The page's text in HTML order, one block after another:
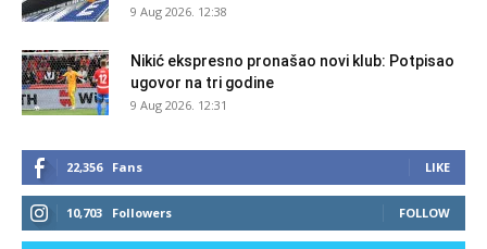
9 Aug 2026. 12:38
Nikić ekspresno pronašao novi klub: Potpisao
ugovor na tri godine
9 Aug 2026. 12:31
22,356 Fans LIKE
10,703 Followers FOLLOW